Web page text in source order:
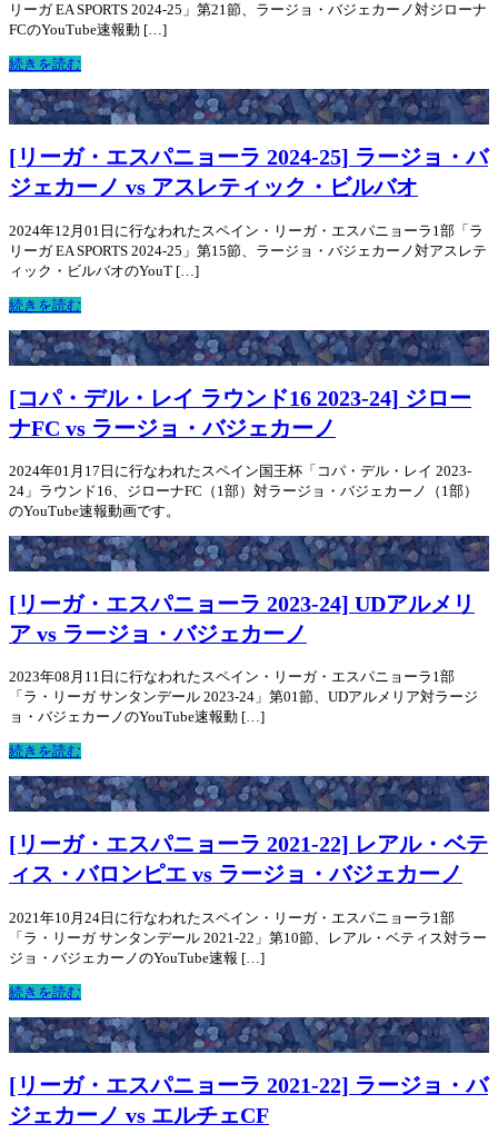
リーガ EA SPORTS 2024-25」第21節、ラージョ・バジェカーノ対ジローナ
FCのYouTube速報動 […]
続きを読む
[リーガ・エスパニョーラ 2024-25] ラージョ・バ
ジェカーノ vs アスレティック・ビルバオ
2024年12月01日に行なわれたスペイン・リーガ・エスパニョーラ1部「ラ
リーガ EA SPORTS 2024-25」第15節、ラージョ・バジェカーノ対アスレテ
ィック・ビルバオのYouT […]
続きを読む
[コパ・デル・レイ ラウンド16 2023-24] ジロー
ナFC vs ラージョ・バジェカーノ
2024年01月17日に行なわれたスペイン国王杯「コパ・デル・レイ 2023-
24」ラウンド16、ジローナFC（1部）対ラージョ・バジェカーノ（1部）
のYouTube速報動画です。
[リーガ・エスパニョーラ 2023-24] UDアルメリ
ア vs ラージョ・バジェカーノ
2023年08月11日に行なわれたスペイン・リーガ・エスパニョーラ1部
「ラ・リーガ サンタンデール 2023-24」第01節、UDアルメリア対ラージ
ョ・バジェカーノのYouTube速報動 […]
続きを読む
[リーガ・エスパニョーラ 2021-22] レアル・ベテ
ィス・バロンピエ vs ラージョ・バジェカーノ
2021年10月24日に行なわれたスペイン・リーガ・エスパニョーラ1部
「ラ・リーガ サンタンデール 2021-22」第10節、レアル・ベティス対ラー
ジョ・バジェカーノのYouTube速報 […]
続きを読む
[リーガ・エスパニョーラ 2021-22] ラージョ・バ
ジェカーノ vs エルチェCF